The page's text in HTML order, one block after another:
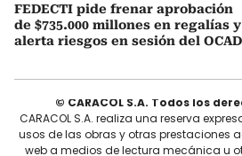
FEDECTI pide frenar aprobación
de $735.000 millones en regalías y
alerta riesgos en sesión del OCAD
© CARACOL S.A. Todos los
CARACOL S.A. realiza una reserva
usos de las obras y otras prestaciones
web a medios de lectura mecánica u